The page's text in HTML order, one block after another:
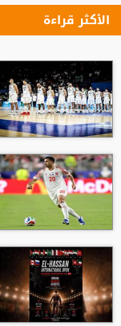
الأكثر قراءة